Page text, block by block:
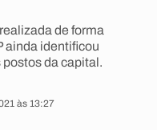
de forma
ainda identificou
da capital.
às 13:27